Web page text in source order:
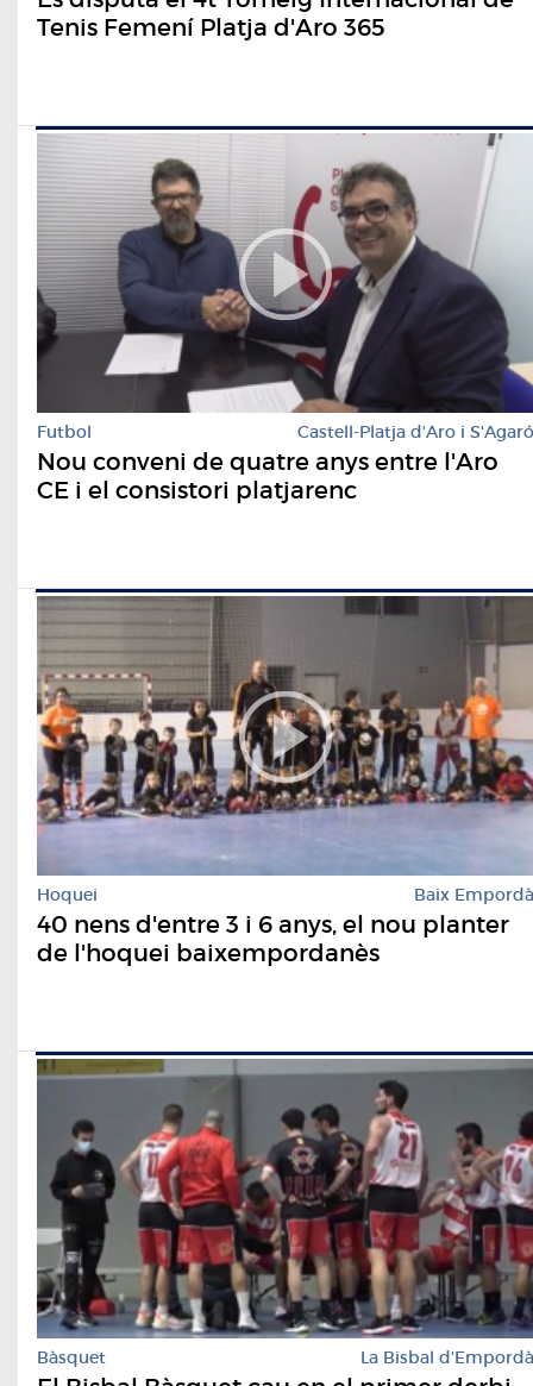
Tenis Femení Platja d'Aro 365
Futbol Castell-Platja d'Aro i S'Agaró
Nou conveni de quatre anys entre l'Aro
CE i el consistori platjarenc
Hoquei Baix Empordà
40 nens d'entre 3 i 6 anys, el nou planter
de l'hoquei baixempordanès
Bàsquet La Bisbal d'Empordà